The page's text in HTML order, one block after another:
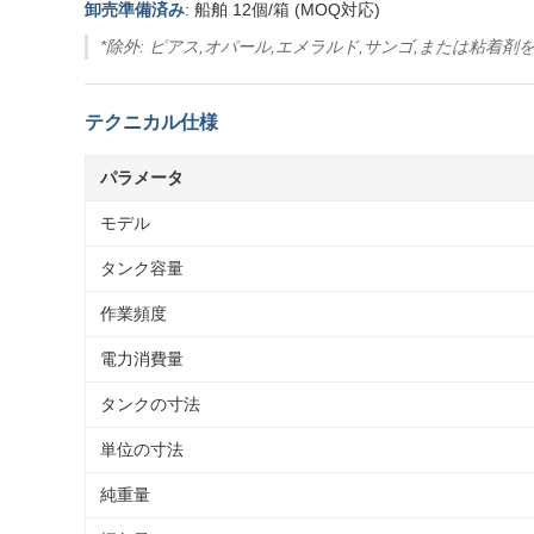
卸売準備済み: 船舶 12個/箱 (MOQ対応)
*除外: ピアス,オパール,エメラルド,サンゴ,または粘着剤
テクニカル仕様
パラメータ
モデル
タンク容量
作業頻度
電力消費量
タンクの寸法
単位の寸法
純重量